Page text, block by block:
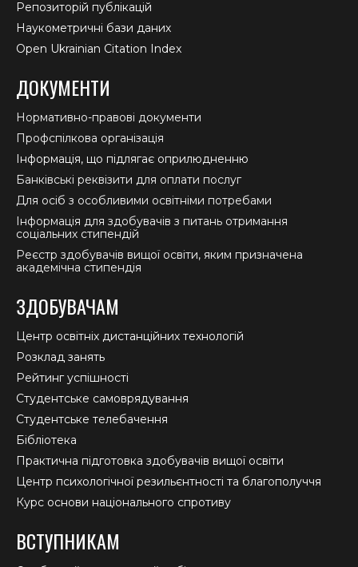
Репозиторій публікацій
Наукометричні бази даних
Open Ukrainian Citation Index
ДОКУМЕНТИ
Нормативно-правові документи
Профспілкова організація
Інформація, що підлягає оприлюдненню
Банківські реквізити для оплати послуг
Для осіб з особливими освітніми потребами
Інформація для здобувачів з питань отримання
соціальних стипендій
Реєстр здобувачів вищої освіти, яким призначена
академічна стипендія
ЗДОБУВАЧАМ
Центр освітніх дистанційних технологій
Розклад занять
Рейтинг успішності
Студентське самоврядування
Студентське телебачення
Бібліотека
Практична підготовка здобувачів вищої освіти
Центр психологічної резильєнтності та благополуччя
Курс основи національного спротиву
ВСТУПНИКАМ